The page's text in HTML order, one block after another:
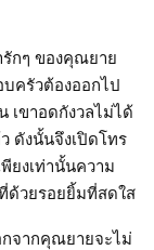
รักๆ ของคุณยาย
ครัวต้องออกไป
เขาอดกังวลไม่ได้
ดังนั้นจึงเปิดโทร
ยงเท่านั้นความ
ด้วยรอยยิ้มที่สดใส
กจากคุณยายจะไม่